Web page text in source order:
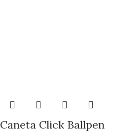
Caneta Click Ballpen